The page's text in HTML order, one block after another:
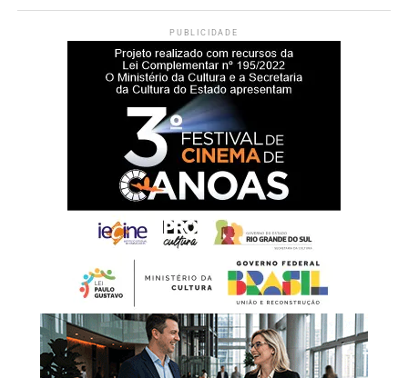
associações regionais. Recentemente, coordenou as
campanhas eleitorais que resultaram nas vitórias para as
prefeituras de São Gabriel e Canoas.
Durante sua atuação como prefeito de São Gabriel,
Rossano esteve à frente de projetos nas áreas de
educação, saúde, habitação e desenvolvimento
econômico. Entre as iniciativas citadas estão a adoção do
Piso Nacional do Magistério, ações de modernização
pedagógica, a criação do Pronto Atendimento 24 Horas,
unidades de saúde e programas habitacionais, além de
medidas voltadas aos setores industrial e do agronegócio.
Em nota publicada nas redes sociais, o ex-secretário
informou que comunicou a decisão ao prefeito de
Canoas, Airton Souza, e que passará a atuar na
coordenação da campanha de Luciano Zucco.
PUBLICIDADE